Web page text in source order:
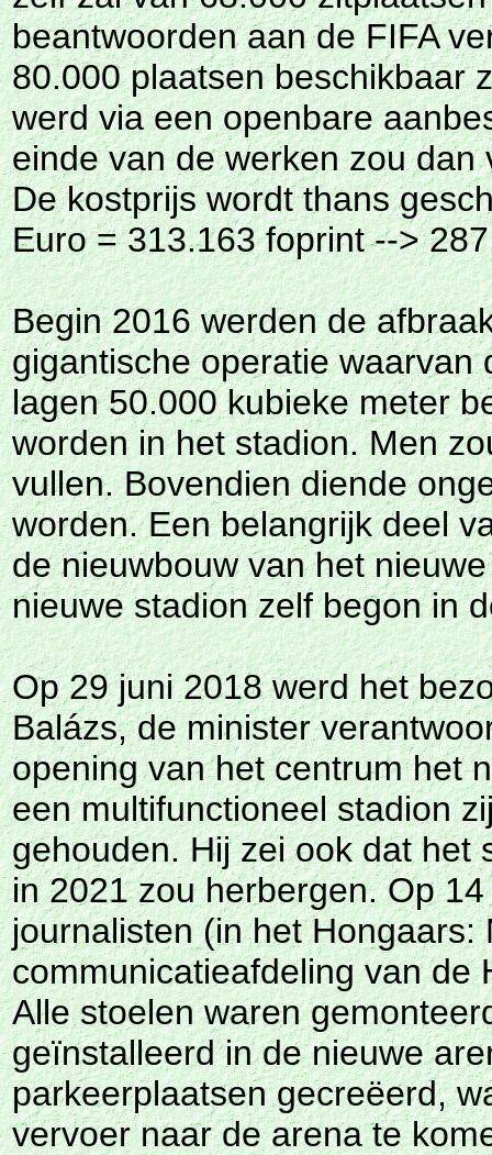
beantwoorden aan de FIFA
80.000 plaatsen beschikbaar
werd via een openbare
einde van de werken zou
De kostprijs wordt thans
Euro = 313.163 foprint -->
Begin 2016 werden de
gigantische operatie waarvan
lagen 50.000 kubieke meter
worden in het stadion. Men
vullen. Bovendien diende
worden. Een belangrijk deel
de nieuwbouw van het
nieuwe stadion zelf begon in
Op 29 juni 2018 werd het
Balázs, de minister
opening van het centrum het
een multifunctioneel stadion
gehouden. Hij zei ook dat het
in 2021 zou herbergen. Op
journalisten (in het
communicatieafdeling van de
Alle stoelen waren
geïnstalleerd in de nieuwe
parkeerplaatsen gecreëerd,
vervoer naar de arena te